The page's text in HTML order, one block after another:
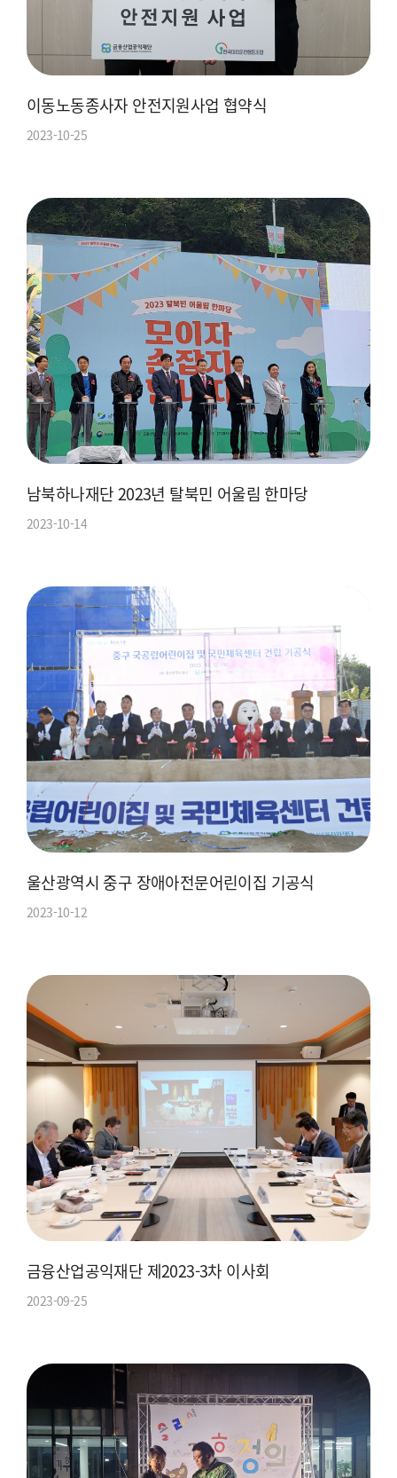
이동노동종사자 안전지원사업 협약식
2023-10-25
남북하나재단 2023년 탈북민 어울림 한마당
2023-10-14
울산광역시 중구 장애아전문어린이집 기공식
2023-10-12
금융산업공익재단 제2023-3차 이사회
2023-09-25